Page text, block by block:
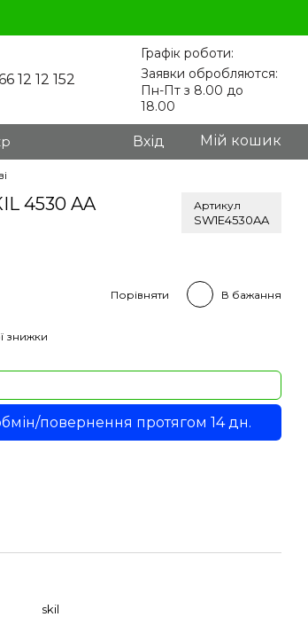
12 12 152
Графік роботи:
Заявки обробляются:
Пн-Пт з 8.00 до
18.00
Вхід Мій кошик
4530 AA
Артикул
SW1E4530AA
Порівняти В бажання
знижки
повернення протягом 14 дн.
skil